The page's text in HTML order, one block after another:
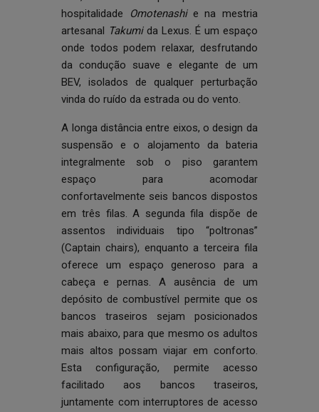
hospitalidade
Omotenashie na mestria
artesanal Takumida Lexus. É um espaço
onde todos podem relaxar, desfrutando
da condução suave e elegante de um
BEV, isolados de qualquer perturbação
vinda do ruído da estrada ou do vento.
A longa distância entre eixos, o design da
suspensão e o alojamento da bateria
integralmente sob o piso garantem
espaço para acomodar
confortavelmente seis bancos dispostos
em três filas. A segunda fila dispõe de
assentos individuais tipo “poltronas”
(Captain chairs), enquanto a terceira fila
oferece um espaço generoso para a
cabeça e pernas. A ausência de um
depósito de combustível permite que os
bancos traseiros sejam posicionados
mais abaixo, para que mesmo os adultos
mais altos possam viajar em conforto.
Esta configuração, permite acesso
facilitado aos bancos traseiros,
juntamente com interruptores de acesso